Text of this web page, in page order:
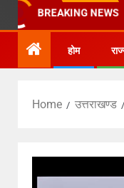
BREAKING NEWS
के माध्यम से मांगते थे जाली
होम
Home उत्तराखण्ड